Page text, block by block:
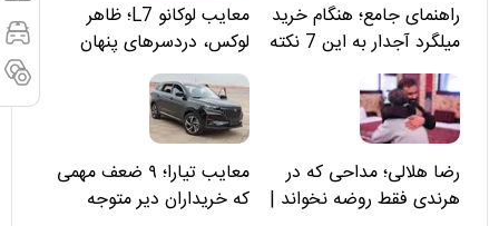
راهنمای جامع؛ هنگام خرید
میلگرد آجدار به این 7 نکته
توجه کنید
معایب لوکانو L7؛ ظاهر
لوکس، دردسرهای پنهان
رضا هلالی؛ مداحی که در
هرندی فقط روضه نخواند |
معایب تیارا؛ ۹ ضعف مهمی
که خریداران دیر متوجه